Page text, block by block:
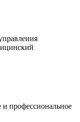
и профессиональное